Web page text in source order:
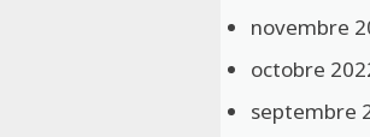
novembre
octobre
septembre